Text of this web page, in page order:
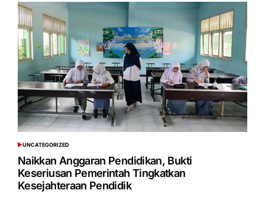
POSTED
IN
UNCATEGORIZED
Naikkan Anggaran Pendidikan, Bukti
Keseriusan Pemerintah Tingkatkan
Kesejahteraan Pendidik